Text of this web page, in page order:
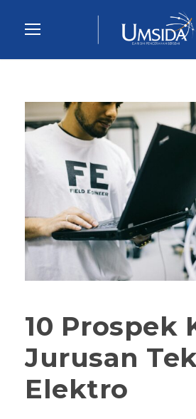
10 Prospek
Jurusan
Elektro